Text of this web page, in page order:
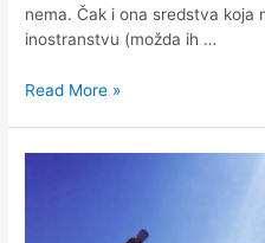
nema. Čak i ona sredstva koja
inostranstvu (možda ih …
Read More »